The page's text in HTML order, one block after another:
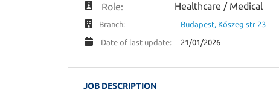
Role:
Healthcare / Medical
Branch: Budapest, Kőszeg str 23
Date of last update: 21/01/2026
JOB DESCRIPTION